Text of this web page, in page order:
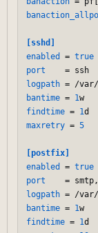
[sshd]
enabled
= true
port
logpath
bantime = 1
findtime = 1
maxretry = 5
[postfix]
enabled
= true
port
logpath
bantime = 1
findtime = 1